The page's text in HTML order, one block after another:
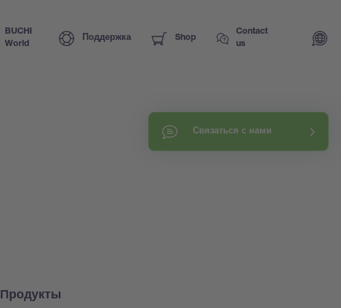
BUCHI
World
Поддержка Shop
Contact
us
Связаться с нами
Продукты